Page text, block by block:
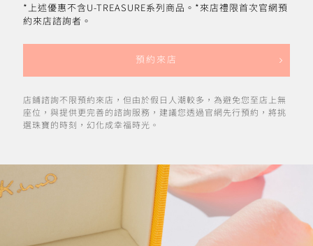
*上述優惠不含U-TREASURE系列商品。*來店禮限首次官網預
約來店諮詢者。
預約來店
店鋪諮詢不限預約來店，但由於假日人潮較多，為避免您至店上無
座位，與提供更完善的諮詢服務，建議您透過官網先行預約，將挑
選珠寶的時刻，幻化成幸福時光。